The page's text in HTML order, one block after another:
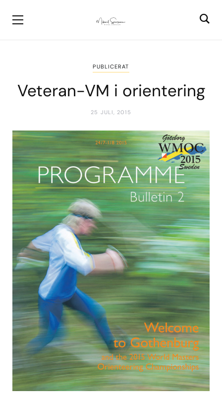
PUBLICERAT
Veteran-VM i orientering
25 JULI, 2015